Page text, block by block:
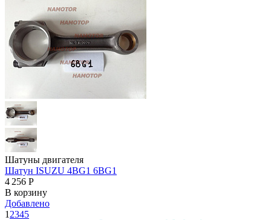
Шатуны двигателя
Шатун ISUZU 4BG1 6BG1
4 256 Р
В корзину
Добавлено
1 2345